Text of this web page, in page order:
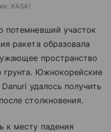
KASA
потемневший участок
ракета образовала
пространство
грунта. Южнокорейские
удалось получить
столкновения.
к месту падения